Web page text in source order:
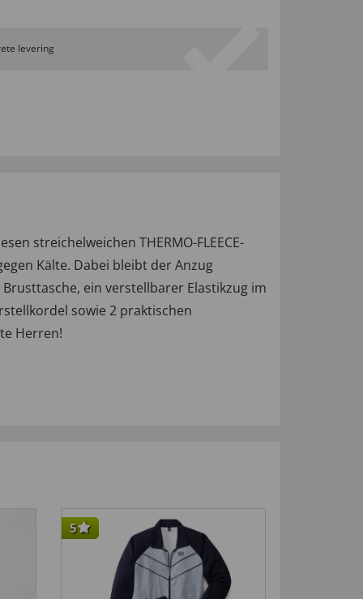
levering
streichelweichen THERMO-FLEECE-
Kälte. Dabei bleibt der Anzug
ein verstellbarer Elastikzug im
sowie 2 praktischen
Herren!
5